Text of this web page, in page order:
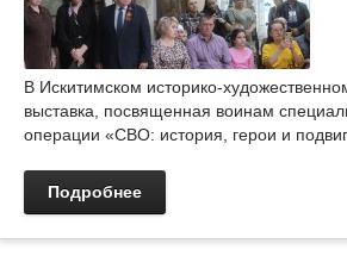
В Искитимском историко-
выставка, посвященная воинам
операции «СВО: история, герои и
Подробнее